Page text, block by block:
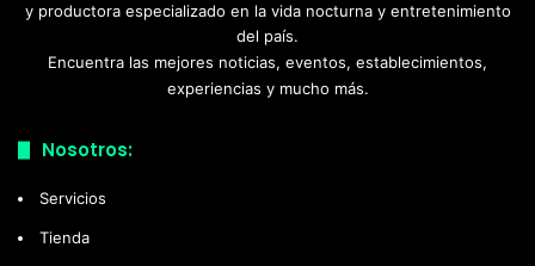
y productora especializado en la vida nocturna y entretenimiento
del país.
Encuentra las mejores noticias, eventos, establecimientos,
experiencias y mucho más.
Nosotros:
Servicios
Tienda